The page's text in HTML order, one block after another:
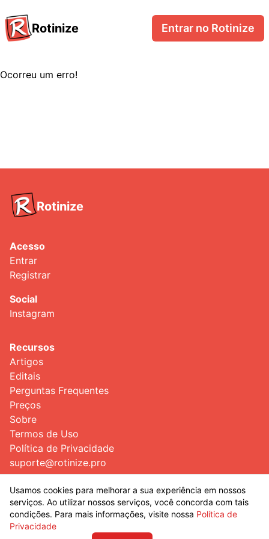
Rotinize Entrar no Rotinize
Ocorreu um erro!
Rotinize
Acesso
Entrar
Registrar
Social
Instagram
Recursos
Artigos
Editais
Perguntas Frequentes
Preços
Sobre
Termos de Uso
Política de Privacidade
suporte@rotinize.pro
Guias
Como Estudar Como um Aprovado
Usamos cookies para melhorar a sua experiência em nossos
serviços. Ao utilizar nossos serviços, você concorda com tais
condições. Para mais informações, visite nossa Política de
Privacidade